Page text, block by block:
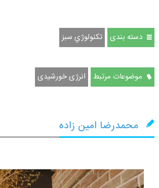
دسته بندی تكنولوژي سبز
موضوعات مرتبط انرژی خورشیدی
محمدرضا امین زاده